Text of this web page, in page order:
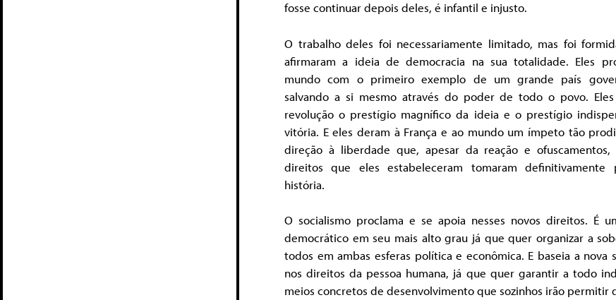
fosse continuar depois deles, é infantil e injusto.
O trabalho deles foi necessariamente limitado, mas foi
afirmaram a ideia de democracia na sua totalidade. Eles
mundo com o primeiro exemplo de um grande país
salvando a si mesmo através do poder de todo o povo.
revolução o prestígio magnífico da ideia e o prestígio
vitória. E eles deram à França e ao mundo um ímpeto tão
direção à liberdade que, apesar da reação e ofuscamentos,
direitos que eles estabeleceram tomaram definitivamente
história.
O socialismo proclama e se apoia nesses novos direitos. É
democrático em seu mais alto grau já que quer organizar a
todos em ambas esferas política e econômica. E baseia a nova
nos direitos da pessoa humana, já que quer garantir a todo
meios concretos de desenvolvimento que sozinhos irão permitir